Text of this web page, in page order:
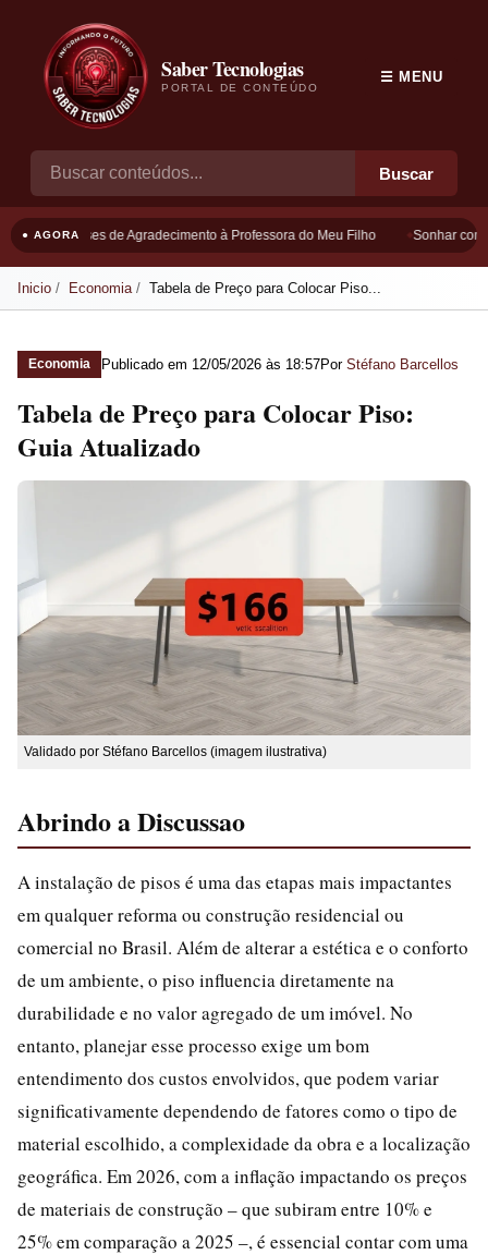
Saber Tecnologias
PORTAL DE CONTEÚDO
Buscar
☰ MENU
● AGORAFrases de Agradecimento à Professora do Meu Filho Sonhar com
Inicio Economia Tabela de Preço para Colocar Piso...
Economia Publicado em 12/05/2026 às 18:57Por Stéfano Barcellos
Tabela de Preço para Colocar Piso:
Guia Atualizado
Validado por Stéfano Barcellos (imagem ilustrativa)
Abrindo a Discussao
A instalação de pisos é uma das etapas mais impactantes
em qualquer reforma ou construção residencial ou
comercial no Brasil. Além de alterar a estética e o conforto
de um ambiente, o piso influencia diretamente na
durabilidade e no valor agregado de um imóvel. No
entanto, planejar esse processo exige um bom
entendimento dos custos envolvidos, que podem variar
significativamente dependendo de fatores como o tipo de
material escolhido, a complexidade da obra e a localização
geográfica. Em 2026, com a inflação impactando os preços
de materiais de construção – que subiram entre 10% e
25% em comparação a 2025 –, é essencial contar com uma